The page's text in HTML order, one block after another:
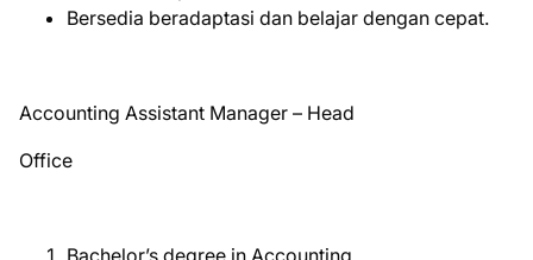
Bersedia beradaptasi dan belajar dengan cepat.
Accounting Assistant Manager – Head
Office
Bachelor’s degree in Accounting